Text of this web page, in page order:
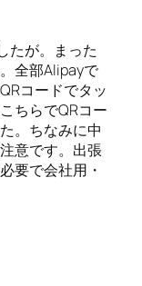
たが。まった
全部Alipayで
QRコードでタッ
ちらでQRコー
。ちなみに中
意です。出張
要で会社用・